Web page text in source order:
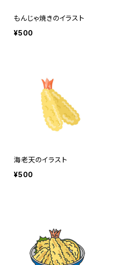
もんじゃ焼きのイラスト
¥500
海老天のイラスト
¥500